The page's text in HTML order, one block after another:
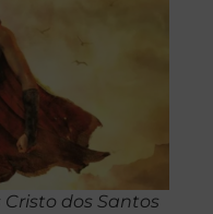
dos Santos